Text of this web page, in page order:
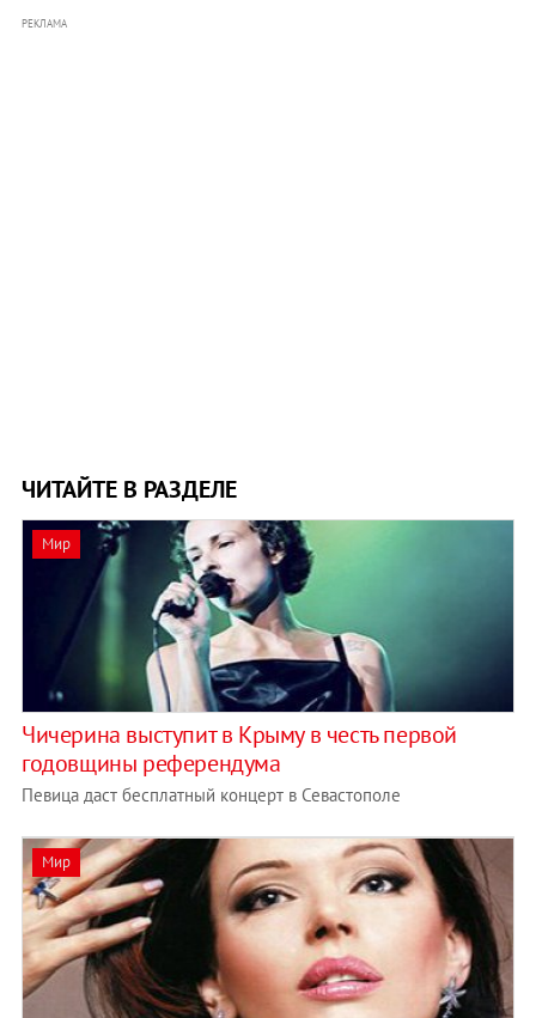
РЕКЛАМА
ЧИТАЙТЕ В РАЗДЕЛЕ
Мир
Чичерина выступит в Крыму в честь первой
годовщины референдума
Певица даст бесплатный концерт в Севастополе
Мир